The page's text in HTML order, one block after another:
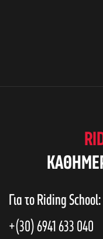
Για το Riding School:
+(30) 6941 633 040